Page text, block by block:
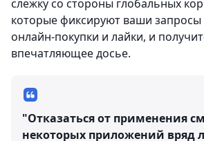
слежку со стороны глобальных
которые фиксируют ваши запросы
онлайн‑покупки и лайки, и
впечатляющее досье.
"Отказаться от применения
некоторых приложений вряд